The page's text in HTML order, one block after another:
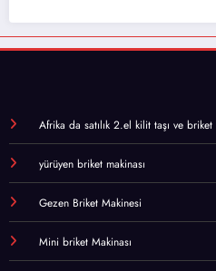
Afrika da satılık 2.el kilit taşı ve
yürüyen briket makinası
Gezen Briket Makinesi
Mini briket Makinası